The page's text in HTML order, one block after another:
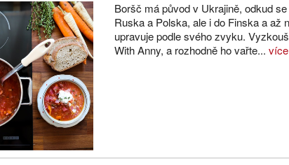
Boršč má původ v Ukrajině, odkud
Ruska a Polska, ale i do Finska a až
upravuje podle svého zvyku.
With Anny, a rozhodně ho vařte...více